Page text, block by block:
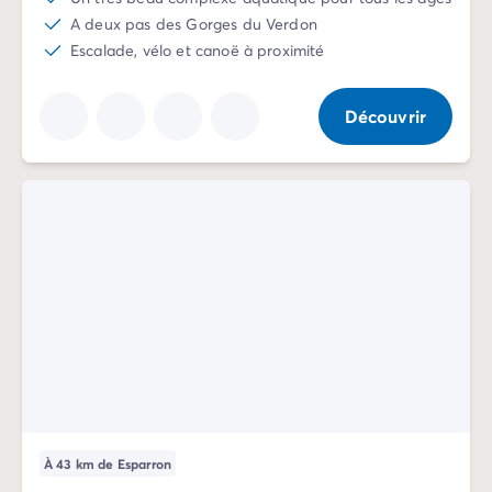
Camping La Palmyre
Camping Royan
Camping Provence-Alpes-Côte d'Azur
Camping Nice
Camping Vaucluse
A deux pas des Gorges du Verdon
Escalade, vélo et canoë à proximité
Découvrir
À 43 km de Esparron